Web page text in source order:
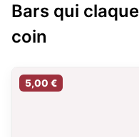
Bars qui
coin
5,00 €